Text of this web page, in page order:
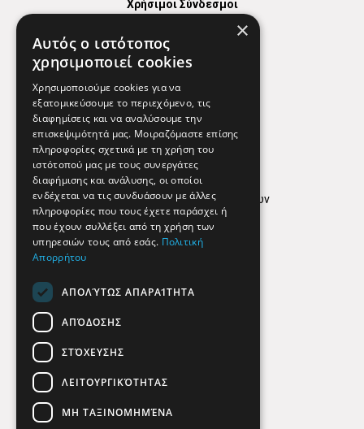
Χρήσιμοι Σύνδεσμοι
Χρήσιμα Τηλέφωνα
Εφημερεύοντα Φαρμακεία
Απόρρητο
Όροι Χρήσης
Πολιτική προστασίας δεδομένων
Findhere
Social Media
×
Αυτός ο ιστότοπος
χρησιμοποιεί cookies
Χρησιμοποιούμε cookies για να
εξατομικεύσουμε το περιεχόμενο, τις
διαφημίσεις και να αναλύσουμε την
επισκεψιμότητά μας. Μοιραζόμαστε επίσης
πληροφορίες σχετικά με τη χρήση του
ιστότοπού μας με τους συνεργάτες
διαφήμισης και ανάλυσης, οι οποίοι
ενδέχεται να τις συνδυάσουν με άλλες
πληροφορίες που τους έχετε παράσχει ή
που έχουν συλλέξει από τη χρήση των
υπηρεσιών τους από εσάς. Πολιτική
Απορρήτου
ΑΠΟΛΎΤΩΣ ΑΠΑΡΑΊΤΗΤΑ
ΑΠΌΔΟΣΗΣ
ΣΤΌΧΕΥΣΗΣ
ΛΕΙΤΟΥΡΓΙΚΌΤΗΤΑΣ
ΜΗ ΤΑΞΙΝΟΜΗΜΈΝΑ